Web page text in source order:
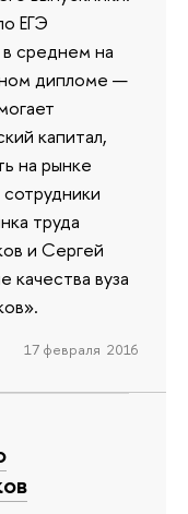
ЕГЭ
в среднем на
дипломе —
капитал,
на рынке
труда
и Сергей
качества вуза
17 февраля 2016